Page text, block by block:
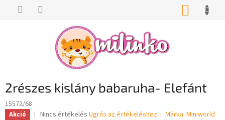
KOSÁR
2részes kislány babaruha- Elefánt
15572/68
Akció
A
Nincs értékelés Ugrás az értékeléshez Márka:Miniworld